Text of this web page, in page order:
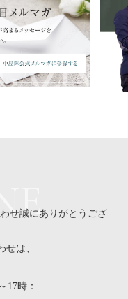
せ誠にありがとうござ
は、
17時：